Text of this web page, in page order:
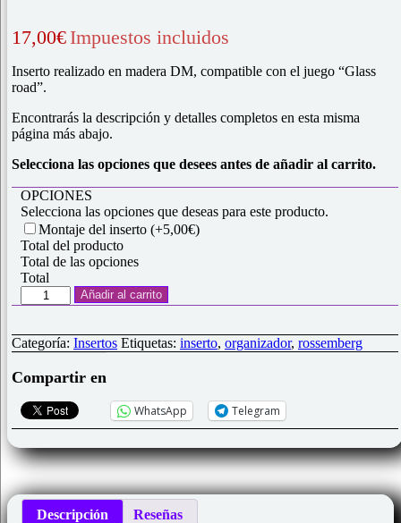
5 en base
de un
cliente
17,00€ Impuestos incluidos
Inserto realizado en madera DM, compatible con el juego “Glass
road”.
Encontrarás la descripción y detalles completos en esta misma
página más abajo.
Selecciona las opciones que desees antes de añadir al carrito.
OPCIONES
Selecciona las opciones que deseas para este producto.
Montaje del inserto (+5,00€)
Total del producto
Total de las opciones
Total
Inserto
para
Road"
cantidad
Añadir al carrito
Categoría: Insertos Etiquetas: inserto, organizador, rossemberg
Compartir en
WhatsApp Telegram
Descripción Reseñas